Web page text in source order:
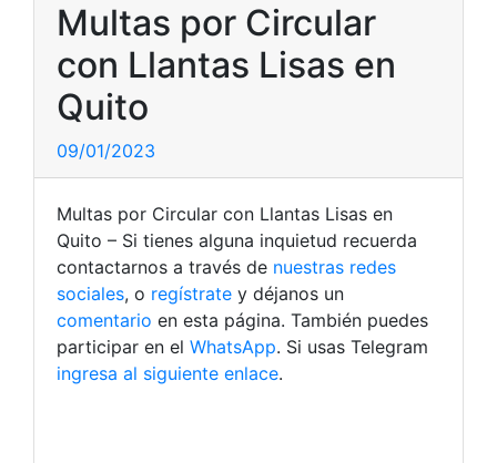
Multas por Circular
con Llantas Lisas en
Quito
09/01/2023
Multas por Circular con Llantas Lisas en
Quito – Si tienes alguna inquietud recuerda
contactarnos a través de nuestras redes
sociales, o regístrate y déjanos un
comentario en esta página. También puedes
participar en el WhatsApp. Si usas Telegram
ingresa al siguiente enlace.